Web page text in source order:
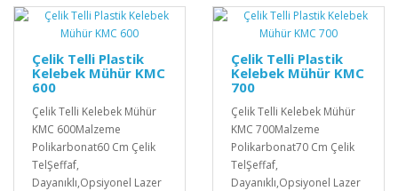
Çelik Telli Plastik
Kelebek Mühür KMC
600
Çelik Telli Kelebek Mühür
KMC 600Malzeme
Polikarbonat60 Cm Çelik
TelŞeffaf,
Dayanıklı,Opsiyonel Lazer
Çelik Telli Plastik
Kelebek Mühür KMC
700
Çelik Telli Kelebek Mühür
KMC 700Malzeme
Polikarbonat70 Cm Çelik
TelŞeffaf,
Dayanıklı,Opsiyonel Lazer